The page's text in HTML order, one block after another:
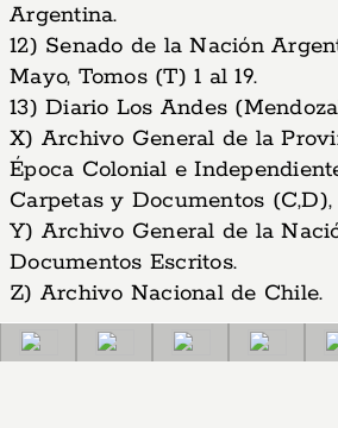
Argentina.
12) Senado de la Nación
Mayo, Tomos (T) 1 al 19.
13) Diario Los Andes
X) Archivo General de la
Época Colonial e
Carpetas y Documentos
Y) Archivo General de la
Documentos Escritos.
Z) Archivo Nacional de Chile.
San Martín 1839: El Reconocimiento